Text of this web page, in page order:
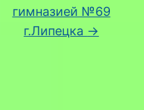
гимназией №69
г.Липецка →